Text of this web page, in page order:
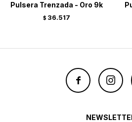
Pulsera Trenzada - Oro 9k
$ 36.517
 